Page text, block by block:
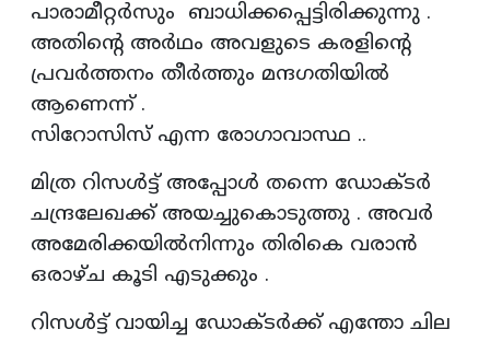
പാരാമീറ്റർസും ബാധിക്കപ്പെട്ടിരിക്കുന്നു .
അതിന്റെ അർഥം അവളുടെ കരളിന്റെ
പ്രവർത്തനം തീർത്തും മന്ദഗതിയിൽ
ആണെന്ന് .
സിറോസിസ് എന്ന രോഗാവാസ്ഥ ..
മിത്ര റിസൾട്ട് അപ്പോൾ തന്നെ ഡോക്ടർ
ചന്ദ്രലേഖക്ക് അയച്ചുകൊടുത്തു . അവർ
അമേരിക്കയിൽനിന്നും തിരികെ വരാൻ
ഒരാഴ്ച കൂടി എടുക്കും .
റിസൾട്ട് വായിച്ച ഡോക്ടർക്ക് എന്തോ ചില